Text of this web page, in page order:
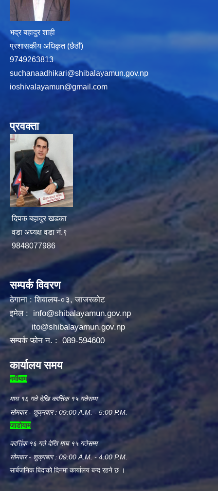
भद्र बहादुर शाही
प्रशासकीय अधिकृत (छैठौँ)
9749263813
suchanaadhikari@shibalayamun.gov.np
ioshivalayamun@gmail.com
प्रवक्ता
दिपक बहादुर खडका
वडा अध्यक्ष वडा नं.९
9848077986
सम्पर्क विवरण
ठेगाना : शिवालय-०३, जाजरकोट
इमेल : info@shibalayamun.gov.np
ito@shibalayamun.gov.np
सम्पर्क फोन न. : 089-594600
कार्यालय समय
गर्मीयाम
माघ १६ गते देखि कार्त्तिक १५ गतेसम्म
सोमबार - शुक्रवार : 09:00 A.M. - 5:00 P.M.
जाडोयाम
कार्त्तिक १६ गते देखि माघ १५ गतेसम्म
सोमबार - शुक्रबार : 09:00 A.M. - 4:00 P.M.
सार्बजनिक बिदाको दिनमा कार्यालय बन्द रहने छ ।